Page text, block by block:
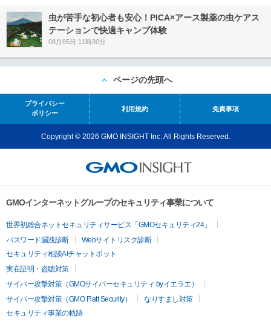
虫が苦手な初心者も安心！PICA×アース製薬の虫ケアス
テーションで快適キャンプ体験
08月05日 11時30分
ページの先頭へ
プライバシー
ポリシー
利用規約 免責事項
Copyright © 2026 GMO INSIGHT Inc. All Rights Reserved.
GMOインターネットグループのセキュリティ事業について
世界初総合ネットセキュリティサービス「GMOセキュリティ24」
パスワード漏洩診断
Webサイトリスク診断
セキュリティ相談AIチャットボット
実在証明・盗聴対策
サイバー攻撃対策（GMOサイバーセキュリティ byイエラエ）
サイバー攻撃対策（GMO Flatt Security）
なりすまし対策
セキュリティ事業の軌跡